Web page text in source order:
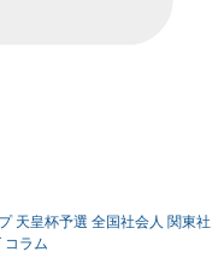
天皇杯予選 全国社会人 関東社
コラム